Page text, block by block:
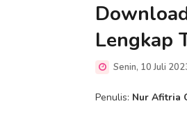
Lengkap
Senin, 10 Juli
Penulis: Nur Afitria